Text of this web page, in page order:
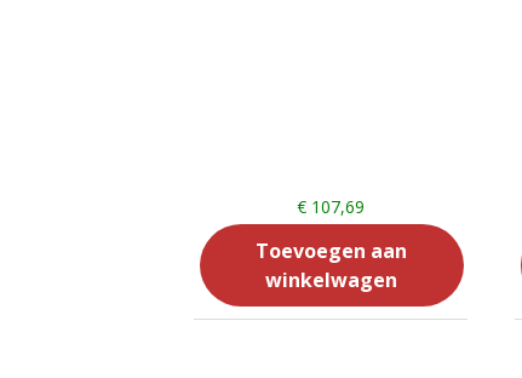
€107,69
Toevoegen aan
winkelwagen